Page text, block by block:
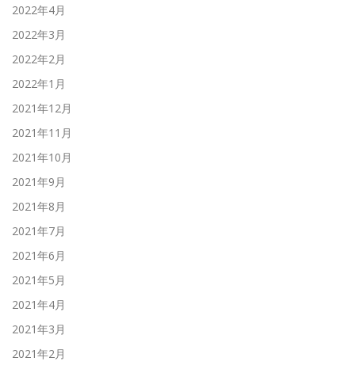
2022年4月
2022年3月
2022年2月
2022年1月
2021年12月
2021年11月
2021年10月
2021年9月
2021年8月
2021年7月
2021年6月
2021年5月
2021年4月
2021年3月
2021年2月